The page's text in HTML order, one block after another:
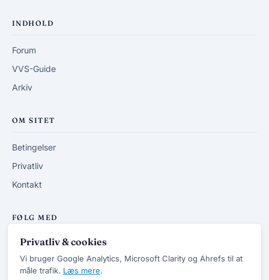
INDHOLD
Forum
VVS-Guide
Arkiv
OM SITET
Betingelser
Privatliv
Kontakt
FØLG MED
RSS-feed
Privatliv & cookies
Vi bruger Google Analytics, Microsoft Clarity og Ahrefs til at
måle trafik. Læs mere.